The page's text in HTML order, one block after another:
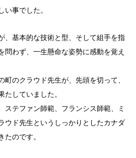
事でした。
、基本的な技術と型、そして組手を指
問わず、一生懸命な姿勢に感動を覚え
のクラウド先生が、先頭を切って、
たしていました。
ステファン師範、フランシス師範、ミ
ウド先生というしっかりとしたカナダ
のです。